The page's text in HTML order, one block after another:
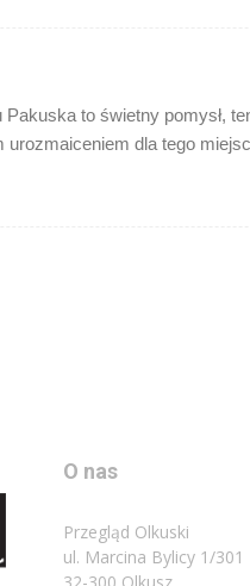
to świetny pomysł,
urozmaiceniem dla tego
O nas
Przegląd Olkuski
ul. Marcina Bylicy 1/301